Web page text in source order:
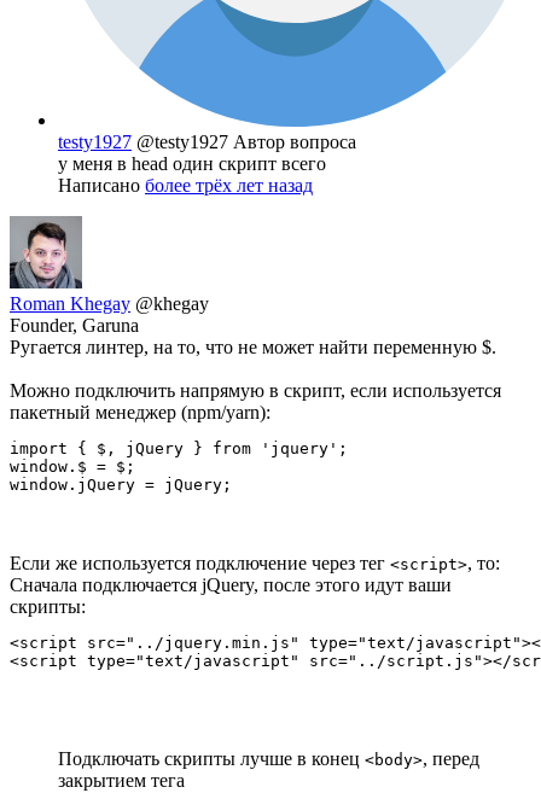
testy1927 @testy1927 Автор вопроса
у меня в head один скрипт всего
Написано более трёх лет назад
Roman Khegay @khegay
Founder, Garuna
Ругается линтер, на то, что не может найти переменную $.
Можно подключить напрямую в скрипт, если используется
пакетный менеджер (npm/yarn):
import { $, jQuery } from 'jquery';
window.$ = $;
window.jQuery = jQuery;
Если же используется подключение через тег <script>, то:
Сначала подключается jQuery, после этого идут ваши
скрипты:
<script src="../jquery.min.js" type="text/
<script type="text/javascript" src="../script.js"></
Подключать скрипты лучше в конец <body>, перед
закрытием тега